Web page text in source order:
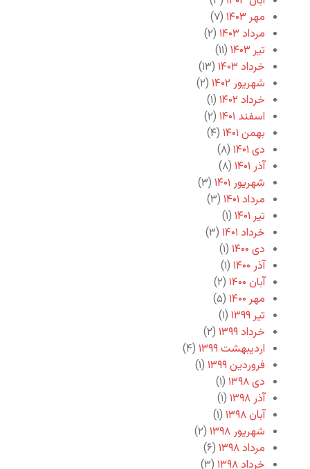
مهر ۱۴۰۳
(۷)
مرداد ۱۴۰۳
(۲)
تیر ۱۴۰۳
(۱۱)
خرداد ۱۴۰۳
(۱۳)
شهریور ۱۴۰۲
(۲)
خرداد ۱۴۰۲
(۱)
اسفند ۱۴۰۱
(۲)
بهمن ۱۴۰۱
(۴)
دی ۱۴۰۱
(۸)
آذر ۱۴۰۱
(۸)
شهریور ۱۴۰۱
(۳)
مرداد ۱۴۰۱
(۳)
تیر ۱۴۰۱
(۱)
خرداد ۱۴۰۱
(۳)
دی ۱۴۰۰
(۱)
آذر ۱۴۰۰
(۱)
آبان ۱۴۰۰
(۲)
مهر ۱۴۰۰
(۵)
تیر ۱۳۹۹
(۱)
خرداد ۱۳۹۹
(۲)
اردیبهشت ۱۳۹۹
(۴)
فروردین ۱۳۹۹
(۱)
دی ۱۳۹۸
(۱)
آذر ۱۳۹۸
(۱)
آبان ۱۳۹۸
(۱)
شهریور ۱۳۹۸
(۲)
مرداد ۱۳۹۸
(۶)
خرداد ۱۳۹۸
(۳)